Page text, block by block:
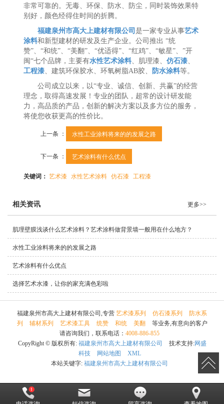
非常可靠的。无毒、环保、防水、防尘，同时装饰效果特
别好，颜色经得住时间的折腾。
福建泉州市高大上建材有限公司是一家专业从事艺术
涂料和新型建材的研发及生产企业。公司推出 “统
赞”、“和统”、“美翻”、“优适得”、“红鸡”、“敏星”、”开
闽“七个品牌，主要有水性艺术涂料 、肌理漆、仿石漆
工程漆 、建筑环保胶水、环氧树脂AB胶、 防水涂料等。
公司成立以来，以“专业、诚信、创新、共赢”的经营
理念，取得高速发展！专业的团队，超常的设计研发能
力，高品质的产品，创新的解决方案以及多方位的服务，
将使您收获更高的性价比。
上一条 ： 水性工业涂料将来的的发展之路
下一条 ： 艺术涂料有什么优点
关键词：艺术漆 水性艺术涂料 仿石漆 工程漆
相关资讯 更多>>
肌理壁膜浅谈什么艺术涂料？艺术涂料做背景墙一般用在什么地方？
水性工业涂料将来的的发展之路
艺术涂料有什么优点
选择艺术水漆，让你的家充满色彩啦
福建泉州市高大上建材有限公司,专营 艺术漆系列 仿石漆系列
防水系
列
辅材系列 艺术漆工具 统赞 和统 美翻
等业务,有意向的客户
请咨询我们，联系电话： 4008-886-855
CopyRight © 版权所有: 福建泉州市高大上建材有限公司 技术支持:网盛
科技
网站地图
XML
本站关键字: 福建泉州市高大上建材有限公司